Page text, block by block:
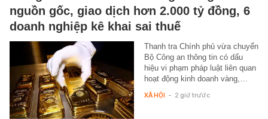
nguồn gốc, giao dịch hơn 2.000 tỷ đồng, 6
doanh nghiệp kê khai sai thuế
Thanh tra Chính phủ vừa chuyển
Bộ Công an thông tin có dấu
hiệu vi phạm pháp luật liên quan
hoạt động kinh doanh vàng,…
XÃ HỘI - 2 giờ trước